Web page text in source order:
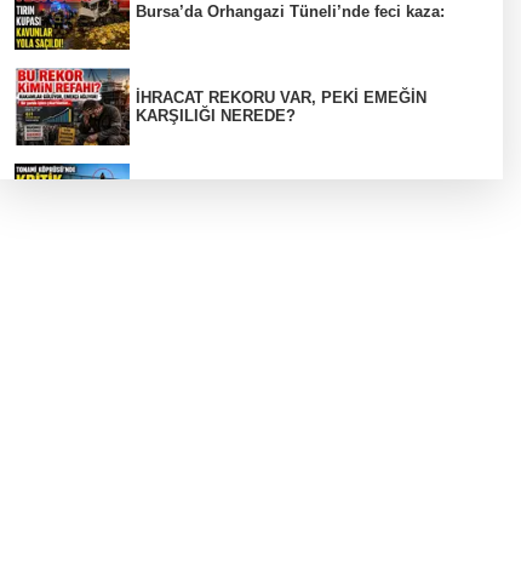
Bursa’da Orhangazi Tüneli’nde feci kaza:
İHRACAT REKORU VAR, PEKİ EMEĞİN
KARŞILIĞI NEREDE?